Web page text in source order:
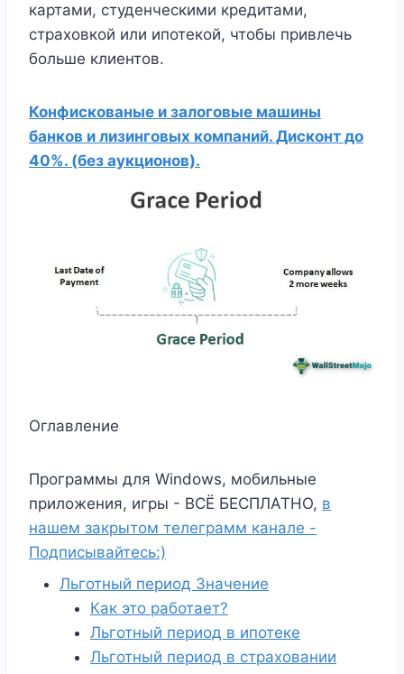
картами, студенческими кредитами,
страховкой или ипотекой, чтобы привлечь
больше клиентов.
Конфискованые и залоговые машины
банков и лизинговых компаний. Дисконт до
40%. (без аукционов).
Оглавление
Программы для Windows, мобильные
приложения, игры - ВСЁ БЕСПЛАТНО, в
нашем закрытом телеграмм канале -
Подписывайтесь:)
Льготный период Значение
Как это работает?
Льготный период в ипотеке
Льготный период в страховании